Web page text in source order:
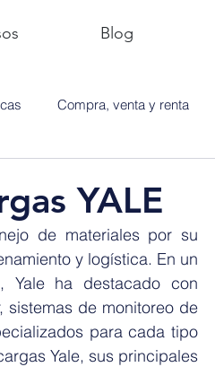
Blog
Compra, venta y renta
YALE
de materiales por su
y logística. En un
Yale ha destacado con
sistemas de monitoreo de
para cada tipo
Yale, sus principales